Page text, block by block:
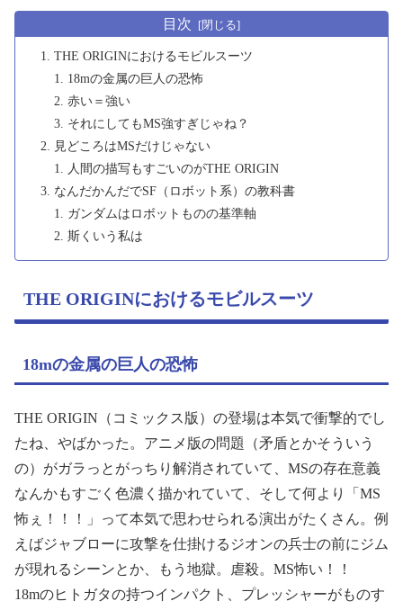
目次
THE ORIGINにおけるモビルスーツ
18mの金属の巨人の恐怖
赤い＝強い
それにしてもMS強すぎじゃね？
見どころはMSだけじゃない
人間の描写もすごいのがTHE ORIGIN
なんだかんだでSF（ロボット系）の教科書
ガンダムはロボットものの基準軸
斯くいう私は
THE ORIGINにおけるモビルスーツ
18mの金属の巨人の恐怖
THE ORIGIN（コミックス版）の登場は本気で衝撃的でし
たね、やばかった。アニメ版の問題（矛盾とかそういう
の）がガラっとがっちり解消されていて、MSの存在意義
なんかもすごく色濃く描かれていて、そして何より「MS
怖ぇ！！！」って本気で思わせられる演出がたくさん。例
えばジャブローに攻撃を仕掛けるジオンの兵士の前にジム
が現れるシーンとか、もう地獄。虐殺。MS怖い！！
18mのヒトガタの持つインパクト、プレッシャーがものす